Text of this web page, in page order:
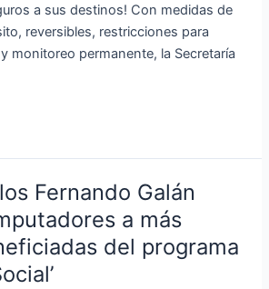
a sus destinos! Con medidas de
reversibles, restricciones para
monitoreo permanente, la Secretaría
Fernando Galán
a más
del programa